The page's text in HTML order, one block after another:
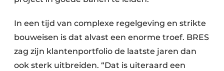
In een tijd van complexe regelgeving en strikte
bouweisen is dat alvast een enorme troef. BRES
zag zijn klantenportfolio de laatste jaren dan
ook sterk uitbreiden. “Dat is uiteraard een